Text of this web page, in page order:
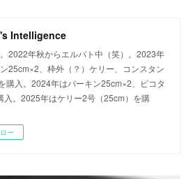
Intelligence
2022年秋からエルパト中（笑）。2023年
25cm×2、枠外（？）ケリー、コンスタン
購入。2024年はバーキン25cm×2、ピコタ
入。2025年はケリー2号（25cm）を購
ー